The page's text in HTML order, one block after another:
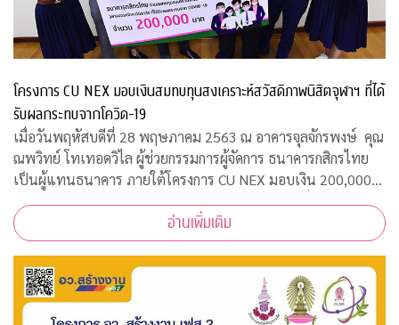
โครงการ CU NEX มอบเงินสมทบทุนสงเคราะห์สวัสดิภาพนิสิตจุฬาฯ ที่ได้
รับผลกระทบจากโควิด-19
เมื่อวันพฤหัสบดีที่ 28 พฤษภาคม 2563 ณ อาคารจุลจักรพงษ์ คุณ
ณพวิทย์ โทเทอดวิไล ผู้ช่วยกรรมการผู้จัดการ ธนาคารกสิกรไทย
เป็นผู้แทนธนาคาร ภายใต้โครงการ CU NEX มอบเงิน 200,000
บาท ร่วมสมทบทุนสงเคราะห์สวัสดิภาพนิสิตจุฬาฯ ที่ได้รับผลกระ
ทบจากการแพร่ระบาดของเชื้อไอ่านเพิ่มเติม